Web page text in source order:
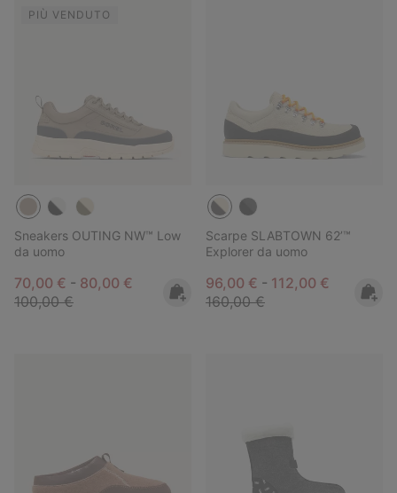
PIÙ VENDUTO
Sneakers OUTING NW™ Low
da uomo
Minimum sale price:
70,00 € - Maximum sale price:
80,00 € Regular price:
100,00 €
Scarpe SLABTOWN 62’™
Explorer da uomo
Minimum sale price:
96,00 € - Maximum sale
112,00 € Regular
160,00 €